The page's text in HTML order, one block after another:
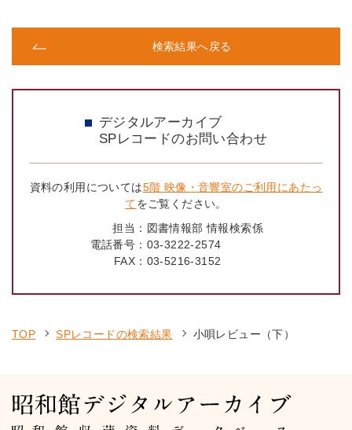
検索結果へ戻る
デジタルアーカイブ
SPレコードのお問い合わせ
資料の利用については5階 映像・音響室のご利用にあたっ
てをご覧ください。
担当： 図書情報部 情報検索係
電話番号： 03-3222-2574
FAX： 03-5216-3152
TOP SPレコードの検索結果 小唄レビュー（下）